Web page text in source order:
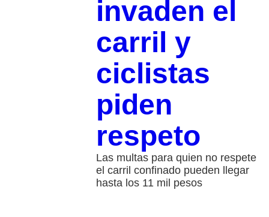
invaden el
carril y
ciclistas
piden
respeto
Las multas para quien no respete
el carril confinado pueden llegar
hasta los 11 mil pesos